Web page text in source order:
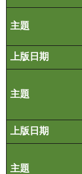
便
服
性
平
區